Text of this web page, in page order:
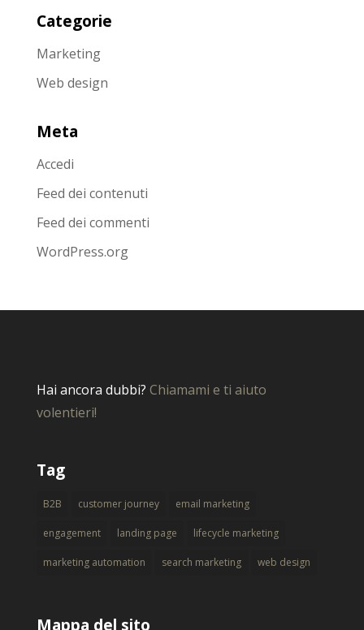
Categorie
Marketing
Web design
Meta
Accedi
Feed dei contenuti
Feed dei commenti
WordPress.org
Hai ancora dubbi? Chiamami e ti aiuto
volentieri!
Tag
B2B customer journey email marketing
engagement landing page lifecycle marketing
marketing automation search marketing web design
Mappa del sito